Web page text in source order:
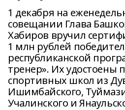
1 декабря на
совещании Глава
Хабиров вручил
1 млн рублей
республиканской
тренер». Их удостоены
спортивных школ из
Ишимбайского,
Учалинского и